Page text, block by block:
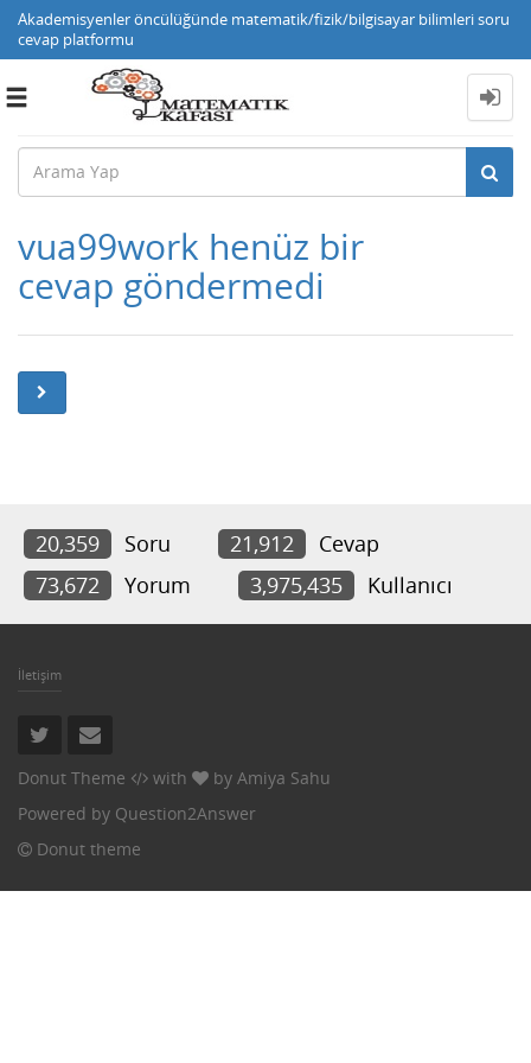
Akademisyenler öncülüğünde matematik/fizik/bilgisayar bilimleri soru
cevap platformu
Toggle
vua99work henüz bir
cevap göndermedi
20,359 Soru 21,912
Cevap
73,672
Yorum 3,975,435 Kullanıcı
İletişim
Donut Theme with by Amiya Sahu
Powered by Question2Answer
Donut theme